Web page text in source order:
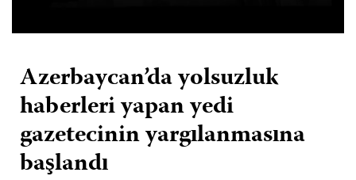
Azerbaycan’da yolsuzluk
haberleri yapan yedi
gazetecinin yargılanmasına
başlandı